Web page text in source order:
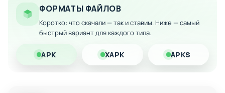
Расширенный функционал и возможности
Совместимость с актуальными версиями
Android
захватывающий мир восточной фантазии с динамичными
боями и увлекательным прогрессом персонажа.
ФОРМАТЫ ФАЙЛОВ
Коротко: что скачали — так и ставим. Ниже — самый
быстрый вариант для каждого типа.
APK XAPK APKS